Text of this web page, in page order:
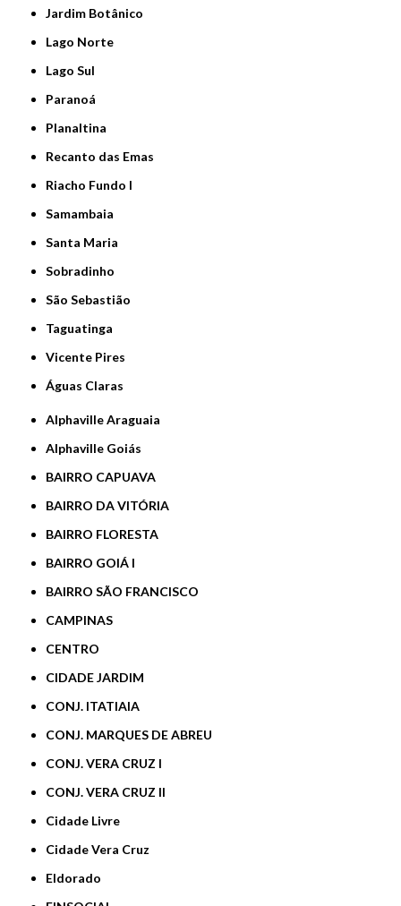
Jardim Botânico
Lago Norte
Lago Sul
Paranoá
Planaltina
Recanto das Emas
Riacho Fundo I
Samambaia
Santa Maria
Sobradinho
São Sebastião
Taguatinga
Vicente Pires
Águas Claras
Alphaville Araguaia
Alphaville Goiás
BAIRRO CAPUAVA
BAIRRO DA VITÓRIA
BAIRRO FLORESTA
BAIRRO GOIÁ I
BAIRRO SÃO FRANCISCO
CAMPINAS
CENTRO
CIDADE JARDIM
CONJ. ITATIAIA
CONJ. MARQUES DE ABREU
CONJ. VERA CRUZ I
CONJ. VERA CRUZ II
Cidade Livre
Cidade Vera Cruz
Eldorado